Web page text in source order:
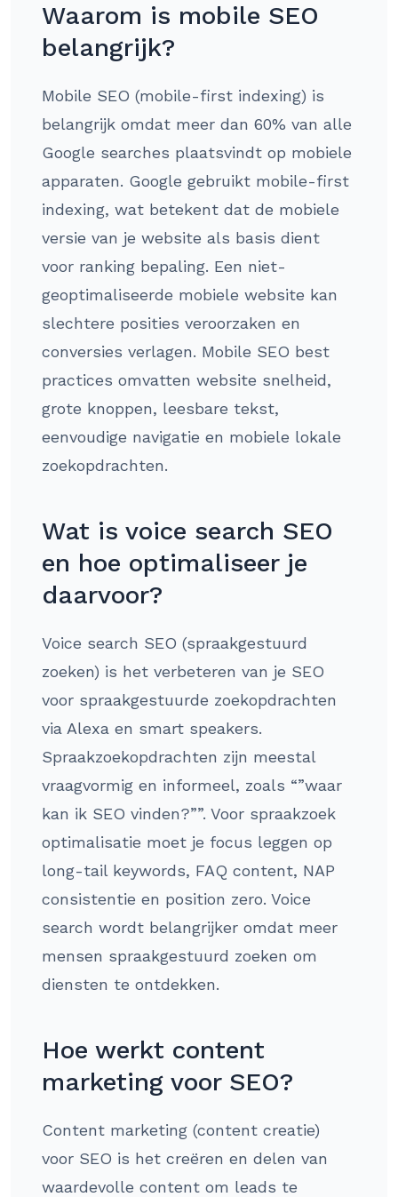
Waarom is mobile SEO
belangrijk?
Mobile SEO (mobile-first indexing) is
belangrijk omdat meer dan 60% van alle
Google searches plaatsvindt op mobiele
apparaten. Google gebruikt mobile-first
indexing, wat betekent dat de mobiele
versie van je website als basis dient
voor ranking bepaling. Een niet-
geoptimaliseerde mobiele website kan
slechtere posities veroorzaken en
conversies verlagen. Mobile SEO best
practices omvatten website snelheid,
grote knoppen, leesbare tekst,
eenvoudige navigatie en mobiele lokale
zoekopdrachten.
Wat is voice search SEO
en hoe optimaliseer je
daarvoor?
Voice search SEO (spraakgestuurd
zoeken) is het verbeteren van je SEO
voor spraakgestuurde zoekopdrachten
via Alexa en smart speakers.
Spraakzoekopdrachten zijn meestal
vraagvormig en informeel, zoals “”waar
kan ik SEO vinden?””. Voor spraakzoek
optimalisatie moet je focus leggen op
long-tail keywords, FAQ content, NAP
consistentie en position zero. Voice
search wordt belangrijker omdat meer
mensen spraakgestuurd zoeken om
diensten te ontdekken.
Hoe werkt content
marketing voor SEO?
Content marketing (content creatie)
voor SEO is het creëren en delen van
waardevolle content om leads te